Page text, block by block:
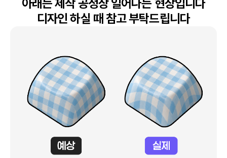
아래는 제작 공정상 일어나는 현상입니다
디자인 하실 때 참고 부탁드립니다